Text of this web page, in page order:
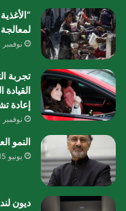
نوفمبر 23, 2024
تجربة
إعادة
نوفمبر 23, 2024
النمو
يونيو 15, 2024
ديون